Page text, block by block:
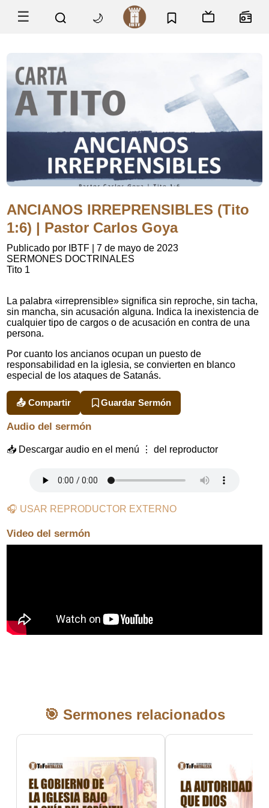
☰ 🌙
ANCIANOS IRREPRENSIBLES (Tito
1:6) | Pastor Carlos Goya
Publicado por IBTF
7 de mayo de 2023
SERMONES DOCTRINALES
Tito 1
La palabra «irreprensible» significa sin reproche, sin tacha,
sin mancha, sin acusación alguna. Indica la inexistencia de
cualquier tipo de cargos o de acusación en contra de una
persona.
Por cuanto los ancianos ocupan un puesto de
responsabilidad en la iglesia, se convierten en blanco
especial de los ataques de Satanás.
📤 Compartir Guardar Sermón
Audio del sermón
📥 Descargar audio en el menú ⋮ del reproductor
🎧 USAR REPRODUCTOR EXTERNO
Video del sermón
🎯 Sermones relacionados